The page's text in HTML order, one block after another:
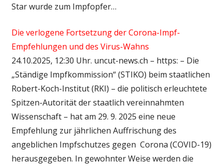
Star wurde zum Impfopfer…
Die verlogene Fortsetzung der Corona-Impf-
Empfehlungen und des Virus-Wahns
24.10.2025, 12:30 Uhr. uncut-news.ch – https: – Die
„Ständige Impfkommission“ (STIKO) beim staatlichen
Robert-Koch-Institut (RKI) – die politisch erleuchtete
Spitzen-Autorität der staatlich vereinnahmten
Wissenschaft – hat am 29. 9. 2025 eine neue
Empfehlung zur jährlichen Auffrischung des
angeblichen Impfschutzes gegen Corona (COVID-19)
herausgegeben. In gewohnter Weise werden die